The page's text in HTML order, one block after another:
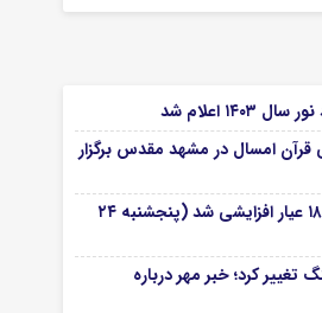
اعلام شد
قرآن امسال در مشهد مقدس برگزار
قیمت امروز طلای ۱۸ عیار افزایشی شد (پنجشنبه ۲۴
تغییر کرد؛ خبر مهر درباره